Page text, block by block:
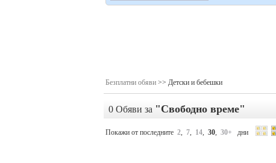
Безплатни обяви >> Детски и бебешки
0 Обяви за "Свободно време"
Покажи от последните 2 7 14 30 30+ дни